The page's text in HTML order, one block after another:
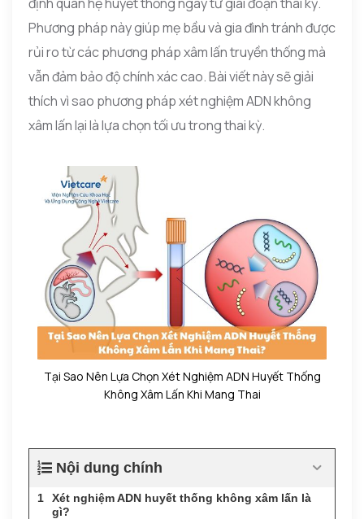
Phương pháp này giúp mẹ bầu và gia đình tránh được
rủi ro từ các phương pháp xâm lấn truyền thống mà
vẫn đảm bảo độ chính xác cao. Bài viết này sẽ giải
thích vì sao phương pháp xét nghiệm ADN không
xâm lấn lại là lựa chọn tối ưu trong thai kỳ.
Tại Sao Nên Lựa Chọn Xét Nghiệm ADN Huyết Thống
Không Xâm Lấn Khi Mang Thai
Nội dung chính
Xét nghiệm ADN huyết thống không xâm lấn là
gì?